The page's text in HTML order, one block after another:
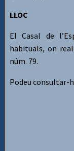
LLOC
El Casal de
habituals, on
núm. 79.
Podeu consultar-